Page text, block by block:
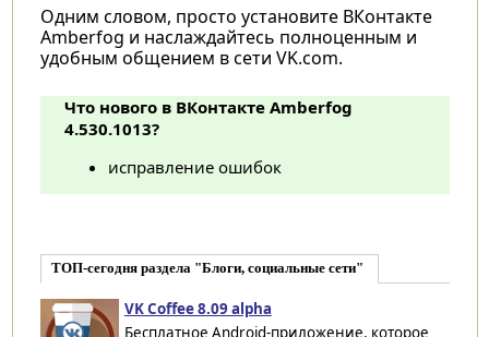
Одним словом, просто установите ВКонтакте
Amberfog и наслаждайтесь полноценным и
удобным общением в сети VK.com.
Что нового в ВКонтакте Amberfog
4.530.1013?
исправление ошибок
ТОП-сегодня раздела "Блоги, социальные сети"
VK Coffee 8.09 alpha
Бесплатное Android-приложение, которое